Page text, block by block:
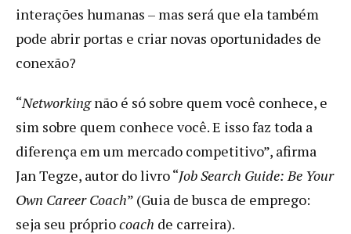
interações humanas – mas será que ela também
pode abrir portas e criar novas oportunidades de
conexão?
“Networkingnão é só sobre quem você conhece, e
sim sobre quem conhece você. E isso faz toda a
diferença em um mercado competitivo”, afirma
Jan Tegze, autor do livro “Job Search Guide: Be Your
Own Career Coach” (Guia de busca de emprego:
seja seu própriocoach de carreira).